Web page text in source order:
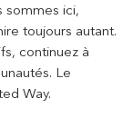
sommes ici,
toujours autant.
continuez à
Le
Way.